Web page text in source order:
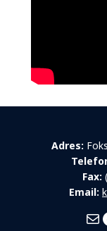
Adres:
Fax:
Email: